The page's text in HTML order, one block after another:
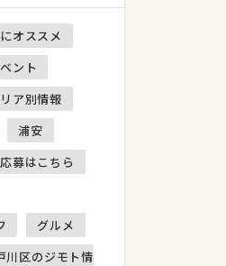
オススメ
ント
ア別情報
浦安
募はこちら
グルメ
川区のジモト情